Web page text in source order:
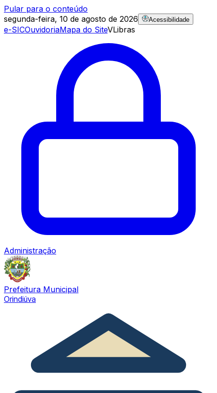
Pular para o conteúdo
segunda-feira, 10 de agosto de 2026
Acessibilidade
e-SICOuvidoriaMapa do SiteVLibras
Administração
Prefeitura Municipal
Orindiúva